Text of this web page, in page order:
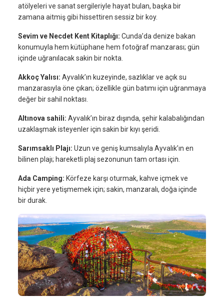
atölyeleri ve sanat sergileriyle hayat bulan, başka bir
zamana aitmiş gibi hissettiren sessiz bir koy.
Sevim ve Necdet Kent Kitaplığı: Cunda’da denize bakan
konumuyla hem kütüphane hem fotoğraf manzarası; gün
içinde uğranılacak sakin bir nokta.
Akkoç Yalısı: Ayvalık’ın kuzeyinde, sazlıklar ve açık su
manzarasıyla öne çıkan; özellikle gün batımı için uğranmaya
değer bir sahil noktası.
Altınova sahili: Ayvalık’ın biraz dışında, şehir kalabalığından
uzaklaşmak isteyenler için sakin bir kıyı şeridi.
Sarımsaklı Plajı: Uzun ve geniş kumsalıyla Ayvalık’ın en
bilinen plajı; hareketli plaj sezonunun tam ortası için.
Ada Camping: Körfeze karşı oturmak, kahve içmek ve
hiçbir yere yetişmemek için; sakin, manzaralı, doğa içinde
bir durak.